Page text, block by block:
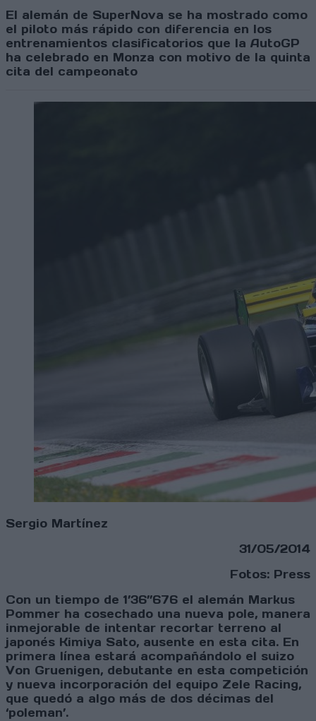
El alemán de SuperNova se ha mostrado como
el piloto más rápido con diferencia en los
entrenamientos clasificatorios que la AutoGP
ha celebrado en Monza con motivo de la quinta
cita del campeonato
Sergio Martínez
31/05/2014
Fotos: Press
Con un tiempo de 1’36’’676 el alemán Markus
Pommer ha cosechado una nueva pole, manera
inmejorable de intentar recortar terreno al
japonés Kimiya Sato, ausente en esta cita. En
primera línea estará acompañándolo el suizo
Von Gruenigen, debutante en esta competición
y nueva incorporación del equipo Zele Racing,
que quedó a algo más de dos décimas del
‘poleman’.